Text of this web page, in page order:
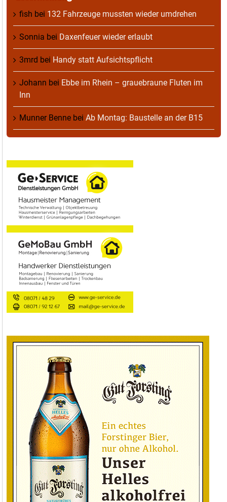
fish bei 132 Fahrzeuge mussten wieder umdrehen
Sonnia bei Daxenfeuer wieder erlaubt
3mrd bei Handy statt Aufsichtspflicht
Johann bei Ebbe im Rhein – grauebraune Fluten im
Inn
Munner Benne bei Ab Montag: Baustelle an der B15